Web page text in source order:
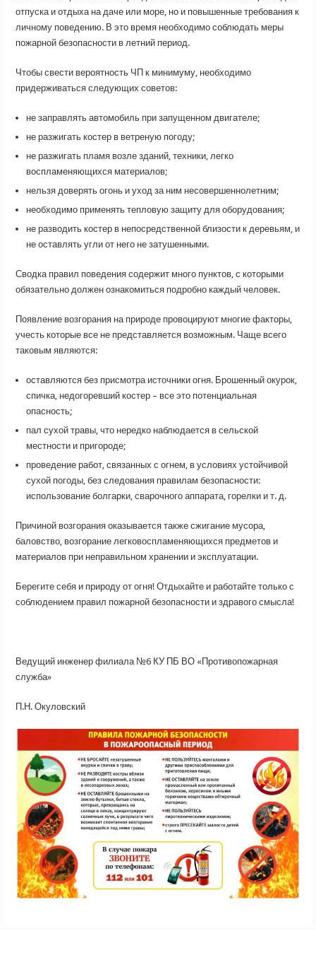
отпуска и отдыха на даче или море, но и повышенные требования к
личному поведению. В это время необходимо соблюдать меры
пожарной безопасности в летний период.
Чтобы свести вероятность ЧП к минимуму, необходимо
придерживаться следующих советов:
не заправлять автомобиль при запущенном двигателе;
не разжигать костер в ветреную погоду;
не разжигать пламя возле зданий, техники, легко
воспламеняющихся материалов;
нельзя доверять огонь и уход за ним несовершеннолетним;
необходимо применять тепловую защиту для оборудования;
не разводить костер в непосредственной близости к деревьям, и
не оставлять угли от него не затушенными.
Сводка правил поведения содержит много пунктов, с которыми
обязательно должен ознакомиться подробно каждый человек.
Появление возгорания на природе провоцируют многие факторы,
учесть которые все не представляется возможным. Чаще всего
таковым являются:
оставляются без присмотра источники огня. Брошенный окурок,
спичка, недогоревший костер – все это потенциальная
опасность;
пал сухой травы, что нередко наблюдается в сельской
местности и пригороде;
проведение работ, связанных с огнем, в условиях устойчивой
сухой погоды, без следования правилам безопасности:
использование болгарки, сварочного аппарата, горелки и т. д.
Причиной возгорания оказывается также сжигание мусора,
баловство, возгорание легковоспламеняющихся предметов и
материалов при неправильном хранении и эксплуатации.
Берегите себя и природу от огня! Отдыхайте и работайте только с
соблюдением правил пожарной безопасности и здравого смысла!
Ведущий инженер филиала №6 КУ ПБ ВО «Противопожарная
служба»
П.Н. Окуловский